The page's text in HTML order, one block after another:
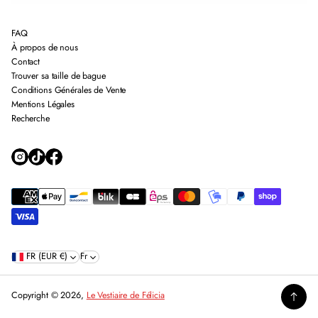
FAQ
À propos de nous
Contact
Trouver sa taille de bague
Conditions Générales de Vente
Mentions Légales
Recherche
FR (EUR €) Fr
Copyright © 2026, Le Vestiaire de Félicia